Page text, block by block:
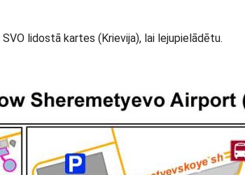
lidostā kartes (Krievija), lai lejupielādētu.